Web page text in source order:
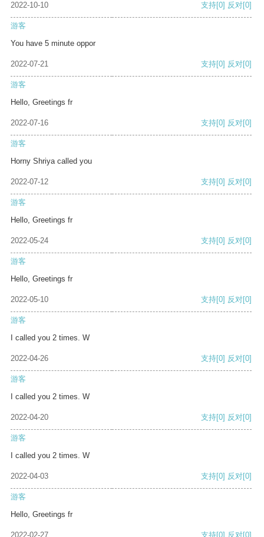
2022-10-10 支持[0] 反对[0]
游客
You have 5 minute oppor
2022-07-21 支持[0] 反对[0]
游客
Hello, Greetings fr
2022-07-16 支持[0] 反对[0]
游客
Horny Shriya called you
2022-07-12 支持[0] 反对[0]
游客
Hello, Greetings fr
2022-05-24 支持[0] 反对[0]
游客
Hello, Greetings fr
2022-05-10 支持[0] 反对[0]
游客
I called you 2 times. W
2022-04-26 支持[0] 反对[0]
游客
I called you 2 times. W
2022-04-20 支持[0] 反对[0]
游客
I called you 2 times. W
2022-04-03 支持[0] 反对[0]
游客
Hello, Greetings fr
2022-02-27 支持[0] 反对[0]